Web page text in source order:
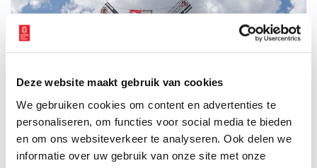
Deze website maakt gebruik van cookies
We gebruiken cookies om content en advertenties te
personaliseren, om functies voor social media te bieden
en om ons websiteverkeer te analyseren. Ook delen we
informatie over uw gebruik van onze site met onze